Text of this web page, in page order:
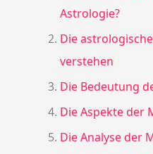
Astrologie?
Die
verstehen
Die Bedeutung
Die Aspekte der
Die Analyse der